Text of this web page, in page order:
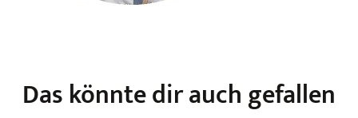
Das könnte dir auch gefallen